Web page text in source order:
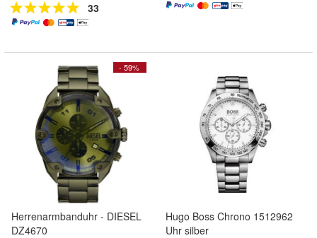
33
- 59%
Herrenarmbanduhr - DIESEL
DZ4670
Hugo Boss Chrono 1512962
Uhr silber